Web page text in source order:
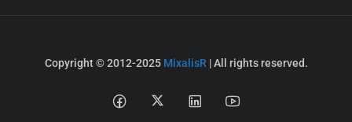
Copyright © 2012-2025 MixalisR | All rights reserved.